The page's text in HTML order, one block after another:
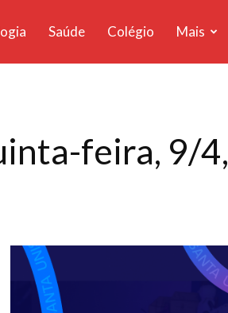
Saúde Colégio Mais
feira, 9/4,